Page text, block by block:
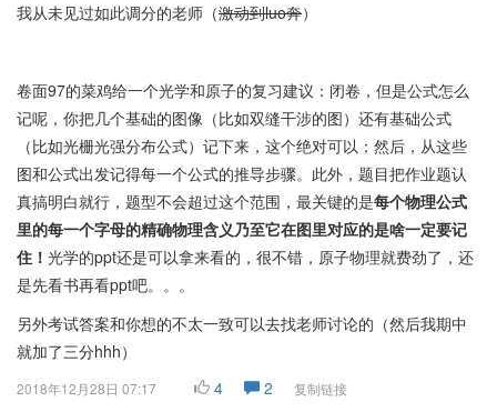
我从未见过如此调分的老师（激动到luo奔）
卷面97的菜鸡给一个光学和原子的复习建议：闭卷，但是公式怎么
记呢，你把几个基础的图像（比如双缝干涉的图）还有基础公式
（比如光栅光强分布公式）记下来，这个绝对可以；然后，从这些
图和公式出发记得每一个公式的推导步骤。此外，题目把作业题认
真搞明白就行，题型不会超过这个范围，最关键的是每个物理公式
里的每一个字母的精确物理含义乃至它在图里对应的是啥一定要记
住！ 光学的ppt还是可以拿来看的，很不错，原子物理就费劲了，还
是先看书再看ppt吧。。。
另外考试答案和你想的不太一致可以去找老师讨论的（然后我期中
就加了三分hhh）
2018年12月28日 07:17 4 2 复制链接